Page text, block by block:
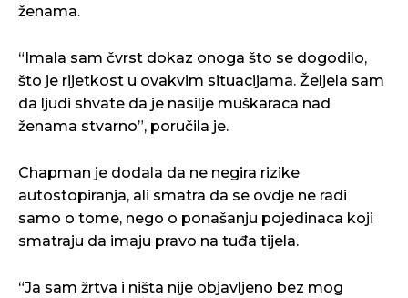
ženama.
“Imala sam čvrst dokaz onoga što se dogodilo,
što je rijetkost u ovakvim situacijama. Željela sam
da ljudi shvate da je nasilje muškaraca nad
ženama stvarno”, poručila je.
Chapman je dodala da ne negira rizike
autostopiranja, ali smatra da se ovdje ne radi
samo o tome, nego o ponašanju pojedinaca koji
smatraju da imaju pravo na tuđa tijela.
“Ja sam žrtva i ništa nije objavljeno bez mog